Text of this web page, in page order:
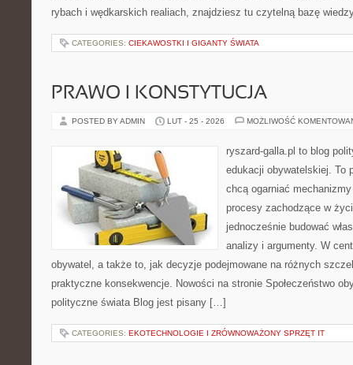
rybach i wędkarskich realiach, znajdziesz tu czytelną bazę
CATEGORIES: CIEKAWOSTKI I GIGANTY ŚWIATA
PRAWO I KONSTYTUCJA
POSTED BY ADMIN LUT - 25 - 2026 MOŻLIWOŚĆ
ryszard-galla.pl to blog
edukacji obywatelskiej. To
chcą ogarniać
procesy zachodzące w
jednocześnie budować
analizy i argumenty. W
obywatel, a także to, jak decyzje podejmowane na różnych
praktyczne konsekwencje. Nowości na stronie Społeczeństwo
polityczne świata Blog jest pisany […]
CATEGORIES: EKOTECHNOLOGIE I ZRÓWNOWAŻONY SPRZĘT IT